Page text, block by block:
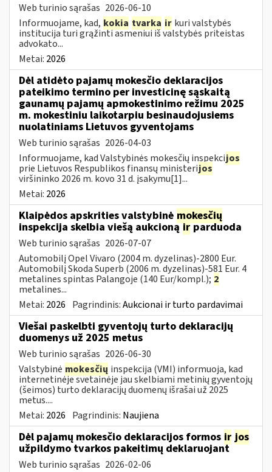
Web turinio sąrašas 2026-06-10
Informuojame, kad, kokia tvarka ir kuri valstybės
institucija turi grąžinti asmeniui iš valstybės priteistas
advokato...
Metai: 2026
Dėl atidėto pajamų mokesčio deklaracijos
pateikimo termino per investicinę sąskaitą
gaunamų pajamų apmokestinimo režimu 2025
m. mokestiniu laikotarpiu besinaudojusiems
nuolatiniams Lietuvos gyventojams
Web turinio sąrašas 2026-04-03
Informuojame, kad Valstybinės mokesčių inspekcijos
prie Lietuvos Respublikos finansų ministerijos
viršininko 2026 m. kovo 31 d. įsakymu[1]...
Metai: 2026
Klaipėdos apskrities valstybinė mokesčių
inspekcija skelbia viešą aukcionąirparduoda
Web turinio sąrašas 2026-07-07
Automobilį Opel Vivaro (2004 m. dyzelinas)-2800 Eur.
Automobilį Skoda Superb (2006 m. dyzelinas)-581 Eur. 4
metalines spintas Palangoje (140 Eur/kompl.); 2
metalines...
Metai: 2026 Pagrindinis:Aukcionai ir turto pardavimai
Viešai paskelbti gyventojų turto deklaracijų
duomenys už 2025 metus
Web turinio sąrašas 2026-06-30
Valstybinė mokesčių inspekcija (VMI) informuoja, kad
internetinėje svetainėje jau skelbiami metinių gyventojų
(šeimos) turto deklaracijų duomenų išrašai už 2025
metus....
Metai: 2026 Pagrindinis: Naujiena
Dėl pajamų mokesčio deklaracijos formos ir jos
užpildymo tvarkos pakeitimų deklaruojant
Web turinio sąrašas 2026-02-06